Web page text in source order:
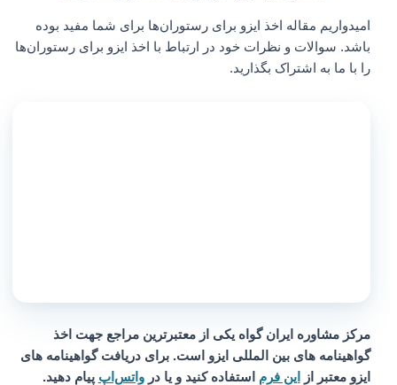
امیدواریم مقاله اخذ ایزو برای رستوران‌ها برای شما مفید بوده
باشد. سوالات و نظرات خود در ارتباط با اخذ ایزو برای رستوران‌ها
را با ما به اشتراک بگذارید.
مرکز مشاوره ایران گواه یکی از معتبرترین مراجع جهت اخذ
گواهینامه های بین المللی ایزو است. برای دریافت گواهینامه های
ایزو معتبر از این فرماستفاده کنید و یا در واتس‌اپپیام دهید.